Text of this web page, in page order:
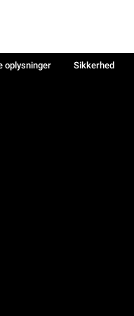
oplysninger Sikkerhed